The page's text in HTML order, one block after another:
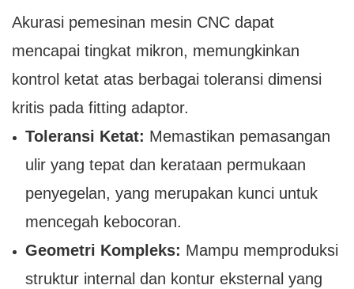
Akurasi pemesinan mesin CNC dapat
mencapai tingkat mikron, memungkinkan
kontrol ketat atas berbagai toleransi dimensi
kritis pada fitting adaptor.
Toleransi Ketat: Memastikan pemasangan
ulir yang tepat dan kerataan permukaan
penyegelan, yang merupakan kunci untuk
mencegah kebocoran.
Geometri Kompleks: Mampu memproduksi
struktur internal dan kontur eksternal yang